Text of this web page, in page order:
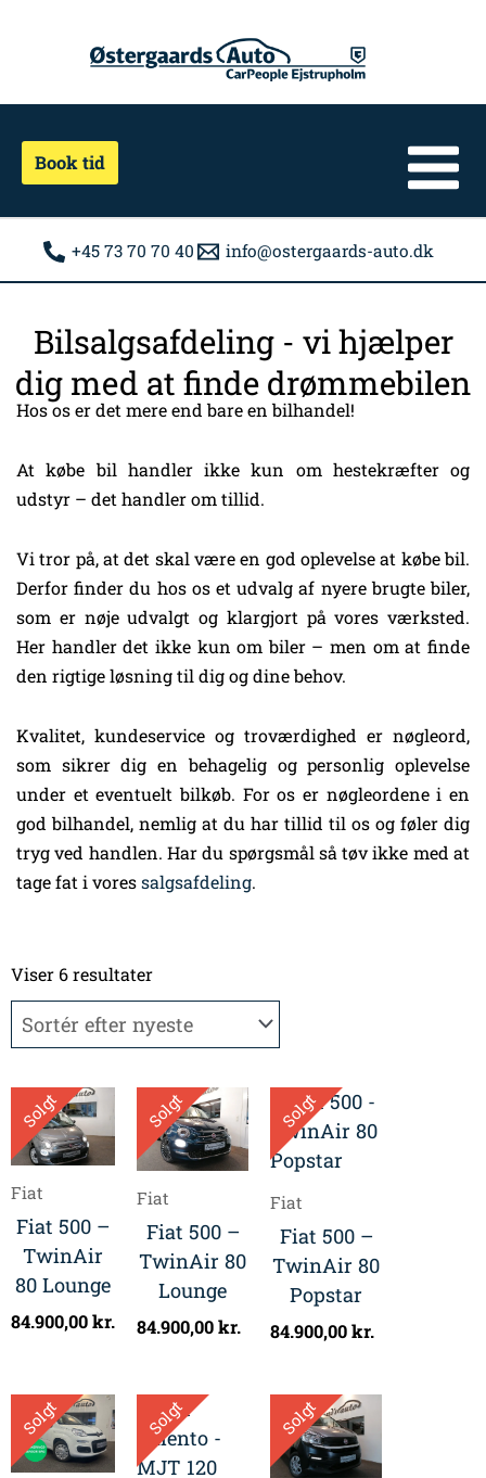
Book tid
+45 73 70 70 40 info@ostergaards-auto.dk
Bilsalgsafdeling - vi hjælper
dig med at finde drømmebilen
Hos os er det mere end bare en bilhandel!
At købe bil handler ikke kun om hestekræfter og
udstyr – det handler om tillid.
Vi tror på, at det skal være en god oplevelse at købe bil.
Derfor finder du hos os et udvalg af nyere brugte biler,
som er nøje udvalgt og klargjort på vores værksted.
Her handler det ikke kun om biler – men om at finde
den rigtige løsning til dig og dine behov.
Kvalitet, kundeservice og troværdighed er nøgleord,
som sikrer dig en behagelig og personlig oplevelse
under et eventuelt bilkøb. For os er nøgleordene i en
god bilhandel, nemlig at du har tillid til os og føler dig
tryg ved handlen. Har du spørgsmål så tøv ikke med at
tage fat i voressalgsafdeling.
Viser 6 resultaterefter
Solgt
Fiat
Fiat 500 –
TwinAir
80 Lounge
84.900,00kr.
Solgt
Fiat
Fiat 500 –
TwinAir 80
Lounge
84.900,00kr.
Solgt
Fiat
Fiat 500 –
TwinAir 80
Popstar
84.900,00kr.
Solgt Solgt Solgt